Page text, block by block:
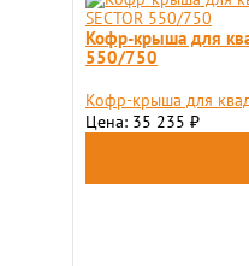
Кофр-крыша для
550/750
Кофр-крыша для
Цена: 35 235 ₽